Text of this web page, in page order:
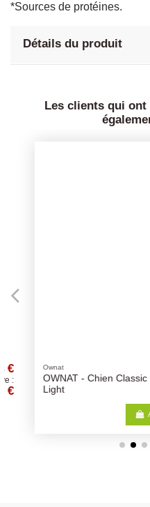
*Sources de protéines.
Détails du produit
Les clients qui
Ownat
OWNAT - Chien Classic
Light